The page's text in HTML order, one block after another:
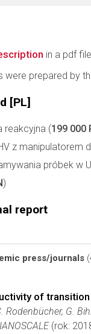
in a pdf file
prepared by
[PL]
reakcyjna (199 000
z manipulatorem
próbek w
)
report
press/journals
of
Rodenbücher, G.
(rok: